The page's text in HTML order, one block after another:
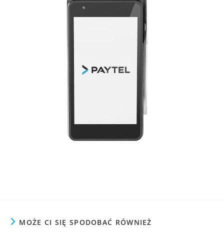
MOŻE CI SIĘ SPODOBAĆ RÓWNIEŻ